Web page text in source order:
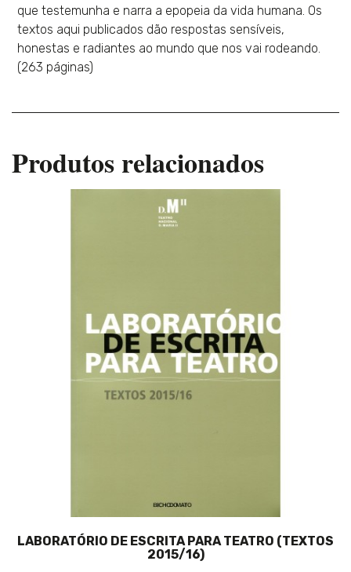
que testemunha e narra a epopeia da vida humana. Os
textos aqui publicados dão respostas sensíveis,
honestas e radiantes ao mundo que nos vai rodeando.
(263 páginas)
Produtos relacionados
LABORATÓRIO DE ESCRITA PARA TEATRO (TEXTOS
2015/16)